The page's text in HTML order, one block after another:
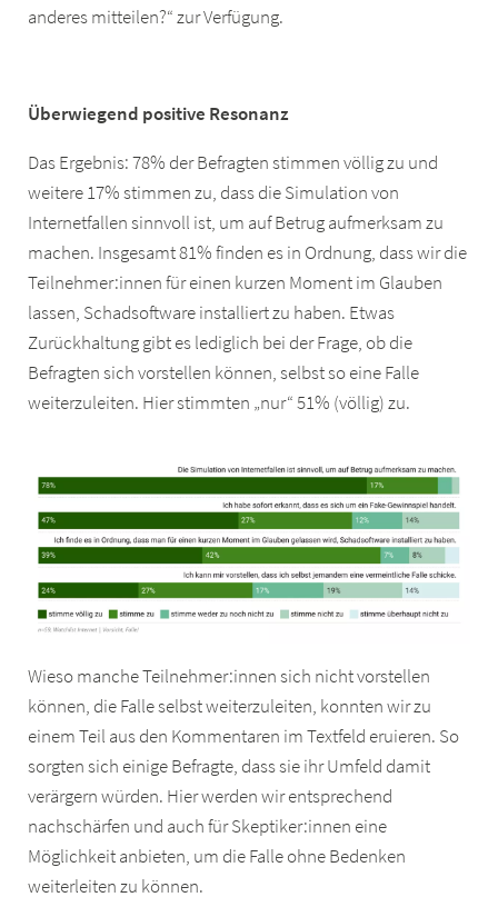
anderes mitteilen?“ zur Verfügung.
Überwiegend positive Resonanz
Das Ergebnis: 78% der Befragten stimmen völlig zu und
weitere 17% stimmen zu, dass die Simulation von
Internetfallen sinnvoll ist, um auf Betrug aufmerksam zu
machen. Insgesamt 81% finden es in Ordnung, dass wir die
Teilnehmer:innen für einen kurzen Moment im Glauben
lassen, Schadsoftware installiert zu haben. Etwas
Zurückhaltung gibt es lediglich bei der Frage, ob die
Befragten sich vorstellen können, selbst so eine Falle
weiterzuleiten. Hier stimmten „nur“ 51% (völlig) zu.
Wieso manche Teilnehmer:innen sich nicht vorstellen
können, die Falle selbst weiterzuleiten, konnten wir zu
einem Teil aus den Kommentaren im Textfeld eruieren. So
sorgten sich einige Befragte, dass sie ihr Umfeld damit
verärgern würden. Hier werden wir entsprechend
nachschärfen und auch für Skeptiker:innen eine
Möglichkeit anbieten, um die Falle ohne Bedenken
weiterleiten zu können.